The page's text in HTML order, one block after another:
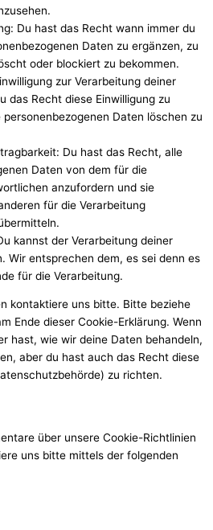
Du hast das Recht wann immer du
Daten zu ergänzen, zu
oder blockiert zu bekommen.
zur Verarbeitung deiner
das Recht diese Einwilligung zu
Daten löschen zu
Du hast das Recht, alle
Daten von dem für die
anzufordern und sie
für die Verarbeitung
kannst der Verarbeitung deiner
Wir entsprechen dem, es sei denn es
für die Verarbeitung.
kontaktiere uns bitte. Bitte beziehe
Ende dieser Cookie-Erklärung. Wenn
hast, wie wir deine Daten behandeln,
aber du hast auch das Recht diese
zu richten.
über unsere Cookie-Richtlinien
uns bitte mittels der folgenden